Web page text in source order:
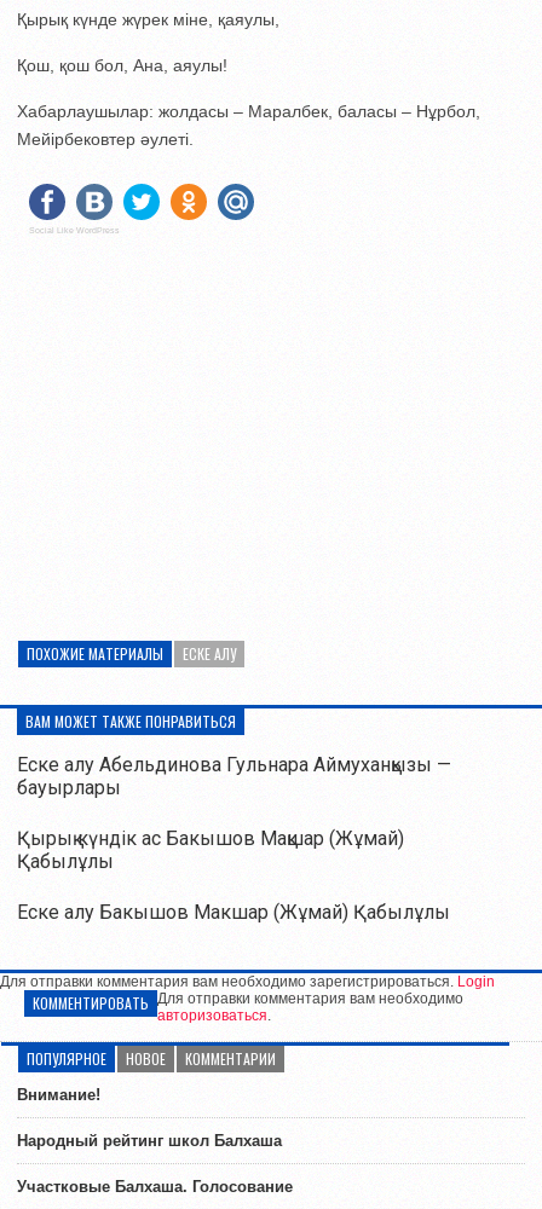
Қырық күнде жүрек міне, қаяулы,
Қош, қош бол, Ана, аяулы!
Хабарлаушылар: жолдасы – Маралбек, баласы – Нұрбол,
Мейірбековтер әулеті.
Social Like WordPress
ПОХОЖИЕ МАТЕРИАЛЫ ЕСКЕ АЛУ
ВАМ МОЖЕТ ТАКЖЕ ПОНРАВИТЬСЯ
Еске алу Абельдинова Гульнара Аймуханқызы —
бауырлары
Қырық күндік ас Бакышов Мақшар (Жұмай)
Қабылұлы
Еске алу Бакышов Макшар (Жұмай) Қабылұлы
Для отправки комментария вам необходимо зарегистрироваться. Login
КОММЕНТИРОВАТЬ Для отправки комментария вам необходимо
авторизоваться.
ПОПУЛЯРНОЕ НОВОЕ КОММЕНТАРИИ
Внимание!
Народный рейтинг школ Балхаша
Участковые Балхаша. Голосование